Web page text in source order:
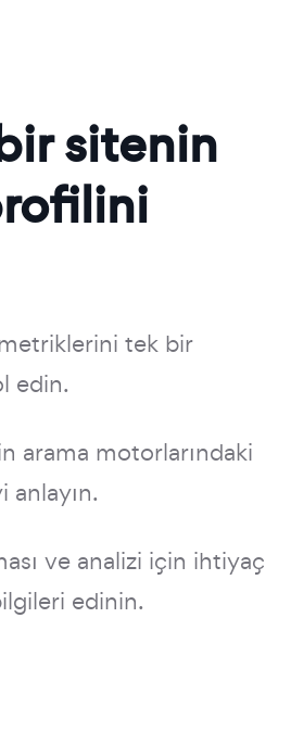
sitenin
tek bir
edin.
arama motorlarındaki
anlayın.
ve analizi için ihtiyaç
edinin.